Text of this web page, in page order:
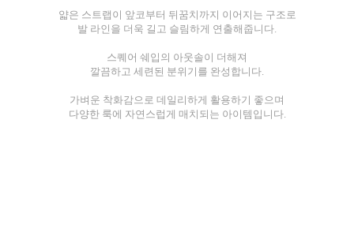
얇은 스트랩이 앞코부터 뒤꿈치까지 이어지는 구조로
발 라인을 더욱 길고 슬림하게 연출해줍니다.
스퀘어 쉐입의 아웃솔이 더해져
깔끔하고 세련된 분위기를 완성합니다.
가벼운 착화감으로 데일리하게 활용하기 좋으며
다양한 룩에 자연스럽게 매치되는 아이템입니다.